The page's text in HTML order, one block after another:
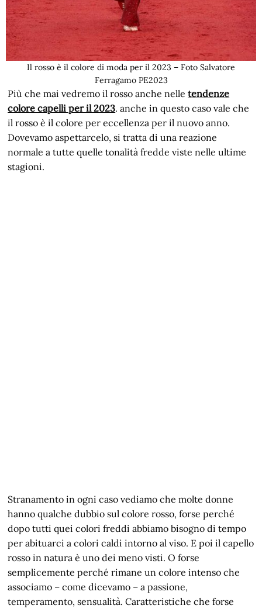
Il rosso è il colore di moda per il 2023 – Foto Salvatore
Ferragamo PE2023
Più che mai vedremo il rosso anche nelletendenze
colore capelli per il 2023. anche in questo caso vale che
il rosso è il colore per eccellenza per il nuovo anno.
Dovevamo aspettarcelo, si tratta di una reazione
normale a tutte quelle tonalità fredde viste nelle ultime
stagioni.
Stranamento in ogni caso vediamo che molte donne
hanno qualche dubbio sul colore rosso, forse perché
dopo tutti quei colori freddi abbiamo bisogno di tempo
per abituarci a colori caldi intorno al viso. E poi il capello
rosso in natura è uno dei meno visti. O forse
semplicemente perché rimane un colore intenso che
associamo – come dicevamo – a passione,
temperamento, sensualità. Caratteristiche che forse